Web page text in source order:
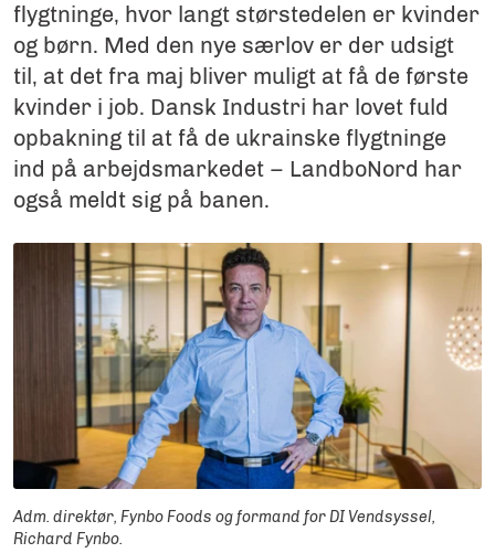
flygtninge, hvor langt størstedelen er kvinder
og børn. Med den nye særlov er der udsigt
til, at det fra maj bliver muligt at få de første
kvinder i job. Dansk Industri har lovet fuld
opbakning til at få de ukrainske flygtninge
ind på arbejdsmarkedet – LandboNord har
også meldt sig på banen.
Adm. direktør, Fynbo Foods og formand for DI Vendsyssel,
Richard Fynbo.